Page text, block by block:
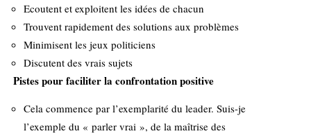
Ecoutent et exploitent les idées de chacun
Trouvent rapidement des solutions aux problèmes
Minimisent les jeux politiciens
Discutent des vrais sujets
Pistes pour faciliter la confrontation positive
Cela commence par l’exemplarité du leader. Suis-je
l’exemple du « parler vrai », de la maîtrise des